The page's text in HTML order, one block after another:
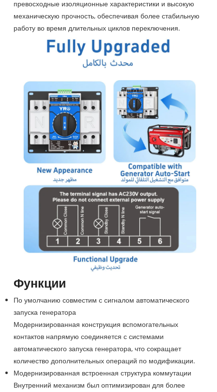
превосходные изоляционные характеристики и высокую
механическую прочность, обеспечивая более стабильную
работу во время длительных циклов переключения.
Функции
По умолчанию совместим с сигналом автоматического
запуска генератора
Модернизированная конструкция вспомогательных
контактов напрямую соединяется с системами
автоматического запуска генератора, что сокращает
количество дополнительных операций по модификации.
Модернизированная встроенная структура коммутации
Внутренний механизм был оптимизирован для более